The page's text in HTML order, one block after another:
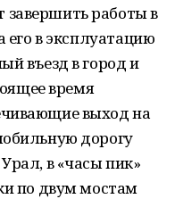
работы в
его в эксплуатацию
въезд в город и
время
выход на
дорогу
в «часы пик»
по двум мостам